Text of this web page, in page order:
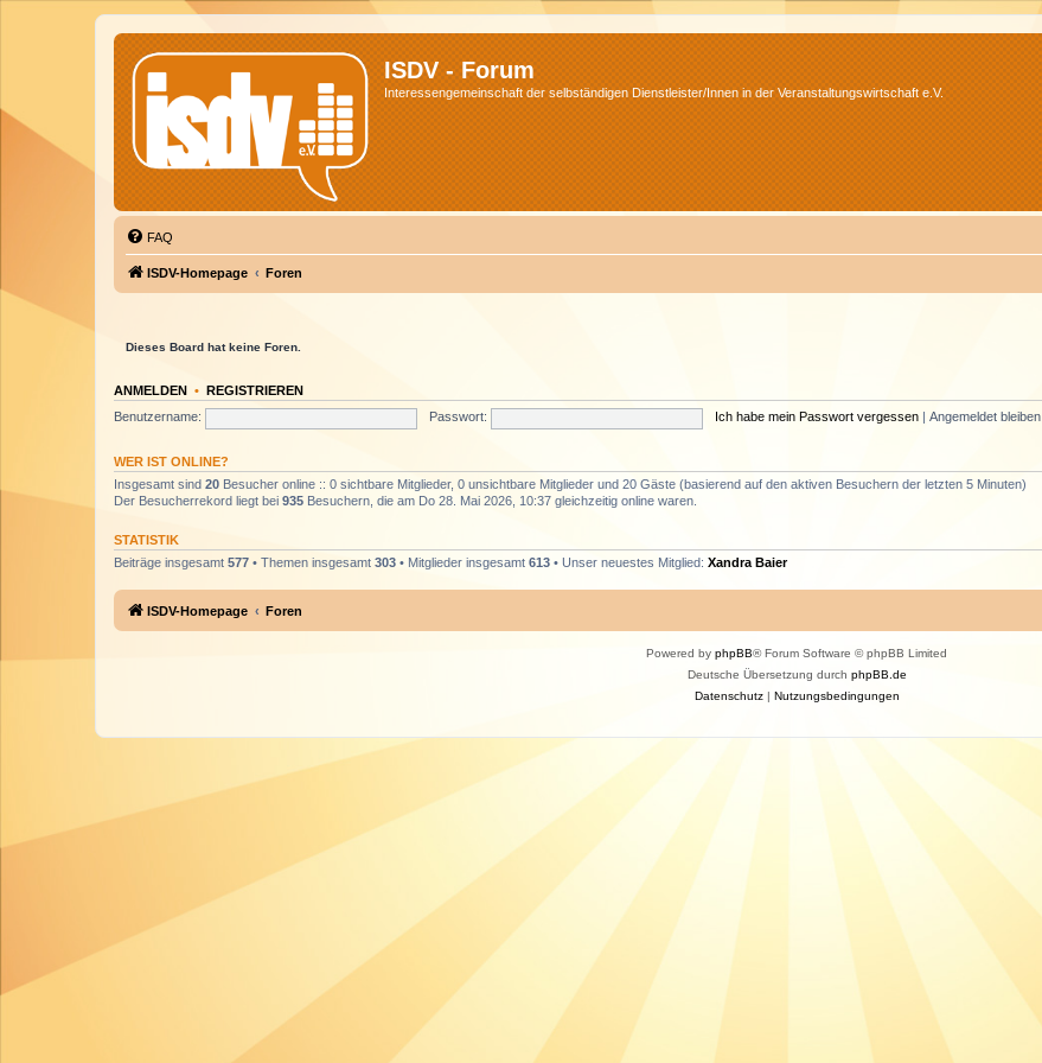
ISDV - Forum
Interessengemeinschaft der selbständigen Dienstleister/Innen in der Veranstaltungswirtschaft e.V.
FAQ
ISDV-Homepage Foren
Dieses Board hat keine Foren.
ANMELDEN • REGISTRIEREN
Benutzername:
Passwort: Ich habe mein Passwort vergessen Angemeldet bleiben
WER IST ONLINE?
Insgesamt sind 20 Besucher online :: 0 sichtbare Mitglieder, 0 unsichtbare Mitglieder und 20 Gäste (basierend auf den aktiven Besuchern der letzten 5 Minuten)
Der Besucherrekord liegt bei 935 Besuchern, die am Do 28. Mai 2026, 10:37 gleichzeitig online waren.
STATISTIK
Beiträge insgesamt 577 • Themen insgesamt 303 • Mitglieder insgesamt 613 • Unser neuestes Mitglied: Xandra Baier
ISDV-Homepage Foren
Powered by phpBB® Forum Software © phpBB Limited
Deutsche Übersetzung durch phpBB.de
Datenschutz| Nutzungsbedingungen